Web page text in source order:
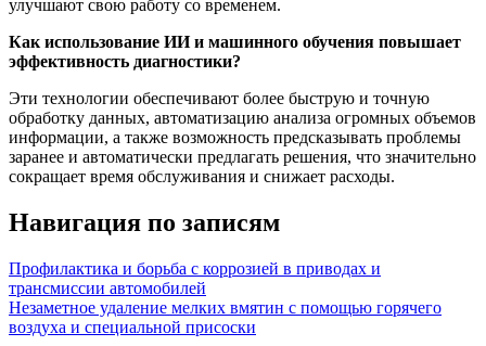
улучшают свою работу со временем.
Как использование ИИ и машинного обучения повышает
эффективность диагностики?
Эти технологии обеспечивают более быструю и точную
обработку данных, автоматизацию анализа огромных объемов
информации, а также возможность предсказывать проблемы
заранее и автоматически предлагать решения, что значительно
сокращает время обслуживания и снижает расходы.
Навигация по записям
Профилактика и борьба с коррозией в приводах и
трансмиссии автомобилей
Незаметное удаление мелких вмятин с помощью горячего
воздуха и специальной присоски